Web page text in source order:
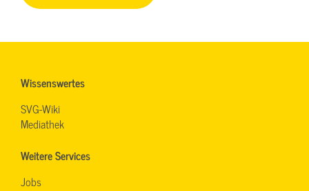
Wissenswertes
SVG-Wiki
Mediathek
Weitere Services
Jobs